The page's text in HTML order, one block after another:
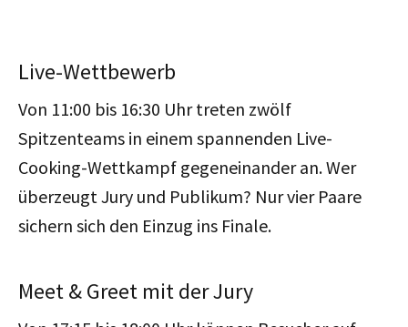
Live-Wettbewerb
Von 11:00 bis 16:30 Uhr treten zwölf
Spitzenteams in einem spannenden Live-
Cooking-Wettkampf gegeneinander an. Wer
überzeugt Jury und Publikum? Nur vier Paare
sichern sich den Einzug ins Finale.
Meet & Greet mit der Jury